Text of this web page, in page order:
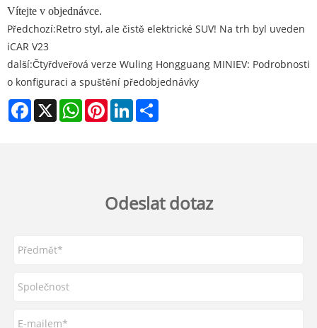
Vítejte v objednávce.
Předchozí:Retro styl, ale čistě elektrické SUV! Na trh byl uveden
iCAR V23
další:Čtyřdveřová verze Wuling Hongguang MINIEV: Podrobnosti
o konfiguraci a spuštění předobjednávky
Facebook
X WhatsAppPinterestLinkedIn
Odeslat dotaz